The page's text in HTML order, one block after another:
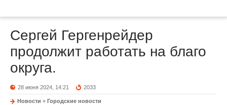
Сергей Гергенрейдер
продолжит работать на благо
округа.
28 июня 2024, 14:21 2033
Новости » Городские новости